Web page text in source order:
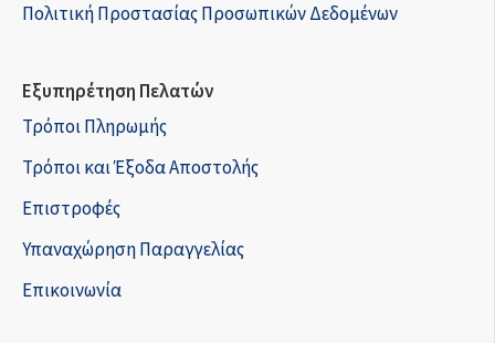
Πολιτική Προστασίας Προσωπικών Δεδομένων
Εξυπηρέτηση Πελατών
Τρόποι Πληρωμής
Τρόποι και Έξοδα Αποστολής
Επιστροφές
Υπαναχώρηση Παραγγελίας
Επικοινωνία